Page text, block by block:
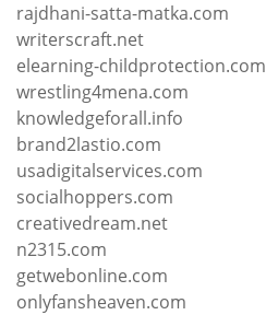
rajdhani-satta-matka.com
writerscraft.net
elearning-childprotection.com
wrestling4mena.com
knowledgeforall.info
brand2lastio.com
usadigitalservices.com
socialhoppers.com
creativedream.net
n2315.com
getwebonline.com
onlyfansheaven.com